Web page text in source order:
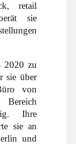
retail
sie
2020 zu
sie über
von
Ihre
sie an
und